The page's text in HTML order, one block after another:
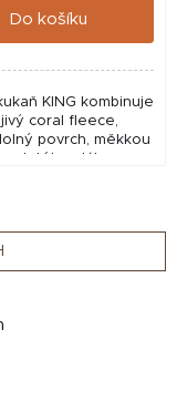
Do košíku
KING kombinuje
coral fleece,
povrch, měkkou